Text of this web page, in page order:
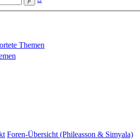
Themen
Foren-Übersicht (Phileasson & Simyala)